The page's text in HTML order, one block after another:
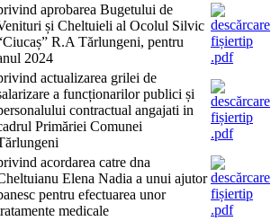
aprobarea Bugetului de
și Cheltuieli al Ocolul Silvic
R.A Tărlungeni, pentru
2024
actualizarea grilei de
a funcționarilor publici și
contractual angajati in
Primăriei Comunei
acordarea catre dna
Elena Nadia a unui ajutor
pentru efectuarea unor
medicale